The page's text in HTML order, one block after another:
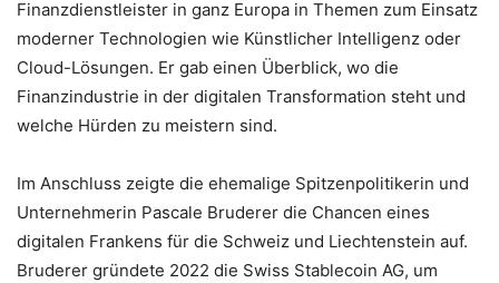
Finanzdienstleister in ganz Europa in Themen zum Einsatz
moderner Technologien wie Künstlicher Intelligenz oder
Cloud-Lösungen. Er gab einen Überblick, wo die
Finanzindustrie in der digitalen Transformation steht und
welche Hürden zu meistern sind.
Im Anschluss zeigte die ehemalige Spitzenpolitikerin und
Unternehmerin Pascale Bruderer die Chancen eines
digitalen Frankens für die Schweiz und Liechtenstein auf.
Bruderer gründete 2022 die Swiss Stablecoin AG, um